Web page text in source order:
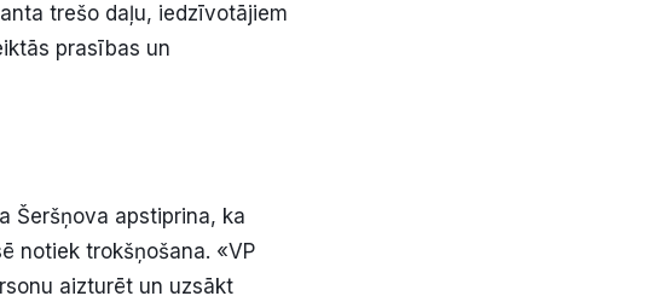
trešo daļu, iedzīvotājiem
prasības un
Šeršņova apstiprina, ka
notiek trokšņošana. «VP
aizturēt un uzsākt